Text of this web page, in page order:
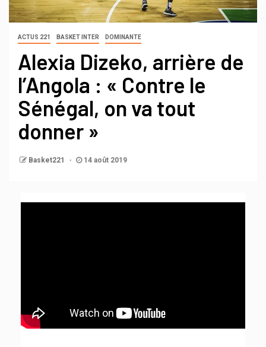
ACTUS 221 BASKET INTER DOMINANTE
Alexia Dizeko, arrière de
l’Angola : « Contre le
Sénégal, on va tout
donner »
Basket221 14 août 2019